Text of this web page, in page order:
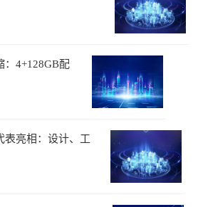
：4+128GB配
表亮相：设计、工